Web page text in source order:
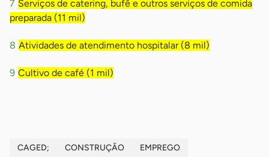
Serviços de catering, bufê e outros serviços de comida
preparada (11 mil)
Atividades de atendimento hospitalar (8 mil)
Cultivo de café (1 mil)
CAGED; CONSTRUÇÃO
EMPREGO